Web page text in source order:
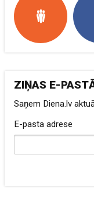
ZIŅAS E-
Saņem Diena.lv
E-pasta adrese